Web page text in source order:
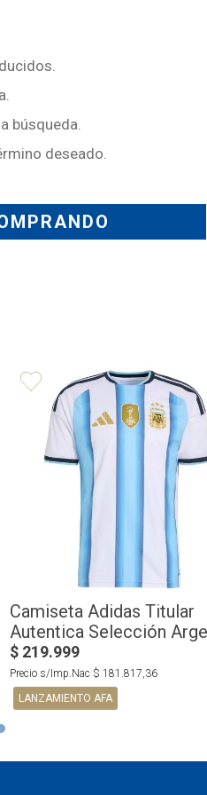
búsqueda.
deseado.
Camiseta Adidas Titular
Autentica Selección
2026
$ 219.999
Precio s/Imp.Nac $ 181 817 36
LANZAMIENTO AFA